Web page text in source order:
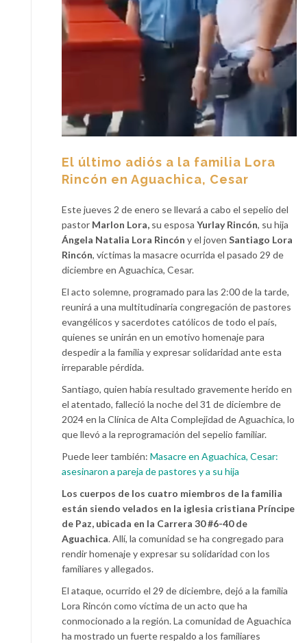
El último adiós a la familia Lora
Rincón en Aguachica, Cesar
Este jueves 2 de enero se llevará a cabo el sepelio del
pastor Marlon Lora, su esposa Yurlay Rincón, su hija
Ángela Natalia Lora Rincón y el joven Santiago Lora
Rincón, víctimas la masacre ocurrida el pasado 29 de
diciembre en Aguachica, Cesar.
El acto solemne, programado para las 2:00 de la tarde,
reunirá a una multitudinaria congregación de pastores
evangélicos y sacerdotes católicos de todo el país,
quienes se unirán en un emotivo homenaje para
despedir a la familia y expresar solidaridad ante esta
irreparable pérdida.
Santiago, quien había resultado gravemente herido en
el atentado, falleció la noche del 31 de diciembre de
2024 en la Clínica de Alta Complejidad de Aguachica, lo
que llevó a la reprogramación del sepelio familiar.
Puede leer también: Masacre en Aguachica, Cesar:
asesinaron a pareja de pastores y a su hija
Los cuerpos de los cuatro miembros de la familia
están siendo velados en la iglesia cristiana Príncipe
de Paz, ubicada en la Carrera 30 #6-40 de
Aguachica. Allí, la comunidad se ha congregado para
rendir homenaje y expresar su solidaridad con los
familiares y allegados.
El ataque, ocurrido el 29 de diciembre, dejó a la familia
Lora Rincón como víctima de un acto que ha
conmocionado a la región. La comunidad de Aguachica
ha mostrado un fuerte respaldo a los familiares